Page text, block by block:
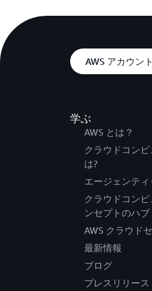
AWS アカウン
学ぶ
AWS とは？
クラウドコン
は?
エージェンティ
クラウドコン
ンセプトのハブ
AWS クラウド
最新情報
ブログ
プレスリリース